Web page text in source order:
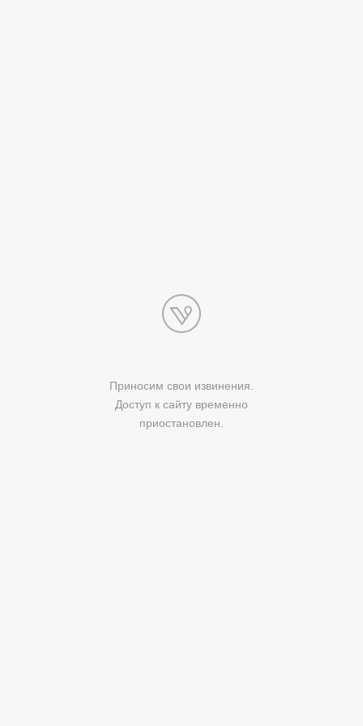
Приносим свои извинения.
Доступ к сайту временно
приостановлен.